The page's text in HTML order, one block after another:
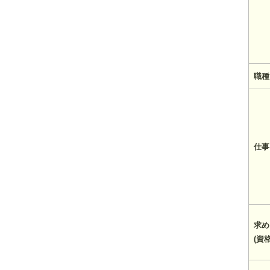
職種
仕
求
(資